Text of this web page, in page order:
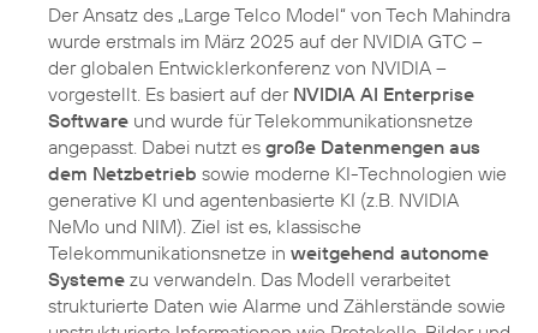
Der Ansatz des „Large Telco Model“ von Tech Mahindra
wurde erstmals im März 2025 auf der NVIDIA GTC –
der globalen Entwicklerkonferenz von NVIDIA –
vorgestellt. Es basiert auf der NVIDIA AI Enterprise
Software und wurde für Telekommunikationsnetze
angepasst. Dabei nutzt es große Datenmengen aus
dem Netzbetrieb sowie moderne KI-Technologien wie
generative KI und agentenbasierte KI (z.B. NVIDIA
NeMo und NIM). Ziel ist es, klassische
Telekommunikationsnetze in weitgehend autonome
Systeme zu verwandeln. Das Modell verarbeitet
strukturierte Daten wie Alarme und Zählerstände sowie